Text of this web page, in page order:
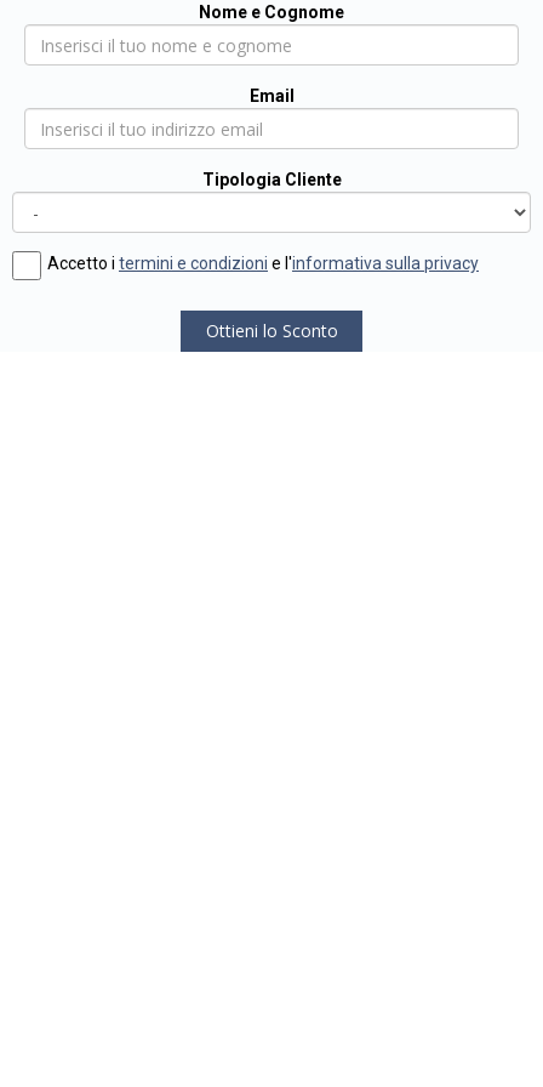
Nome e Cognome
Email
Tipologia Cliente
Accetto i termini e condizioni e l'informativa sulla privacy
Ottieni lo Sconto